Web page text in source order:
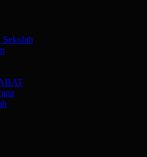
Sekolah